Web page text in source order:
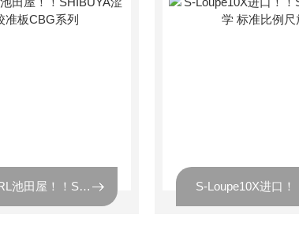
CBG01-150RL池田屋！！SHIBUYA涩谷光学 校准板CBG系列